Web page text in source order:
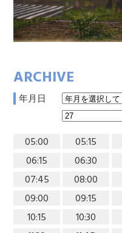
ARCHIVE
年月日
05:00 05:15
06:15
06:30
07:45
08:00
09:00
09:15
10:15
10:30